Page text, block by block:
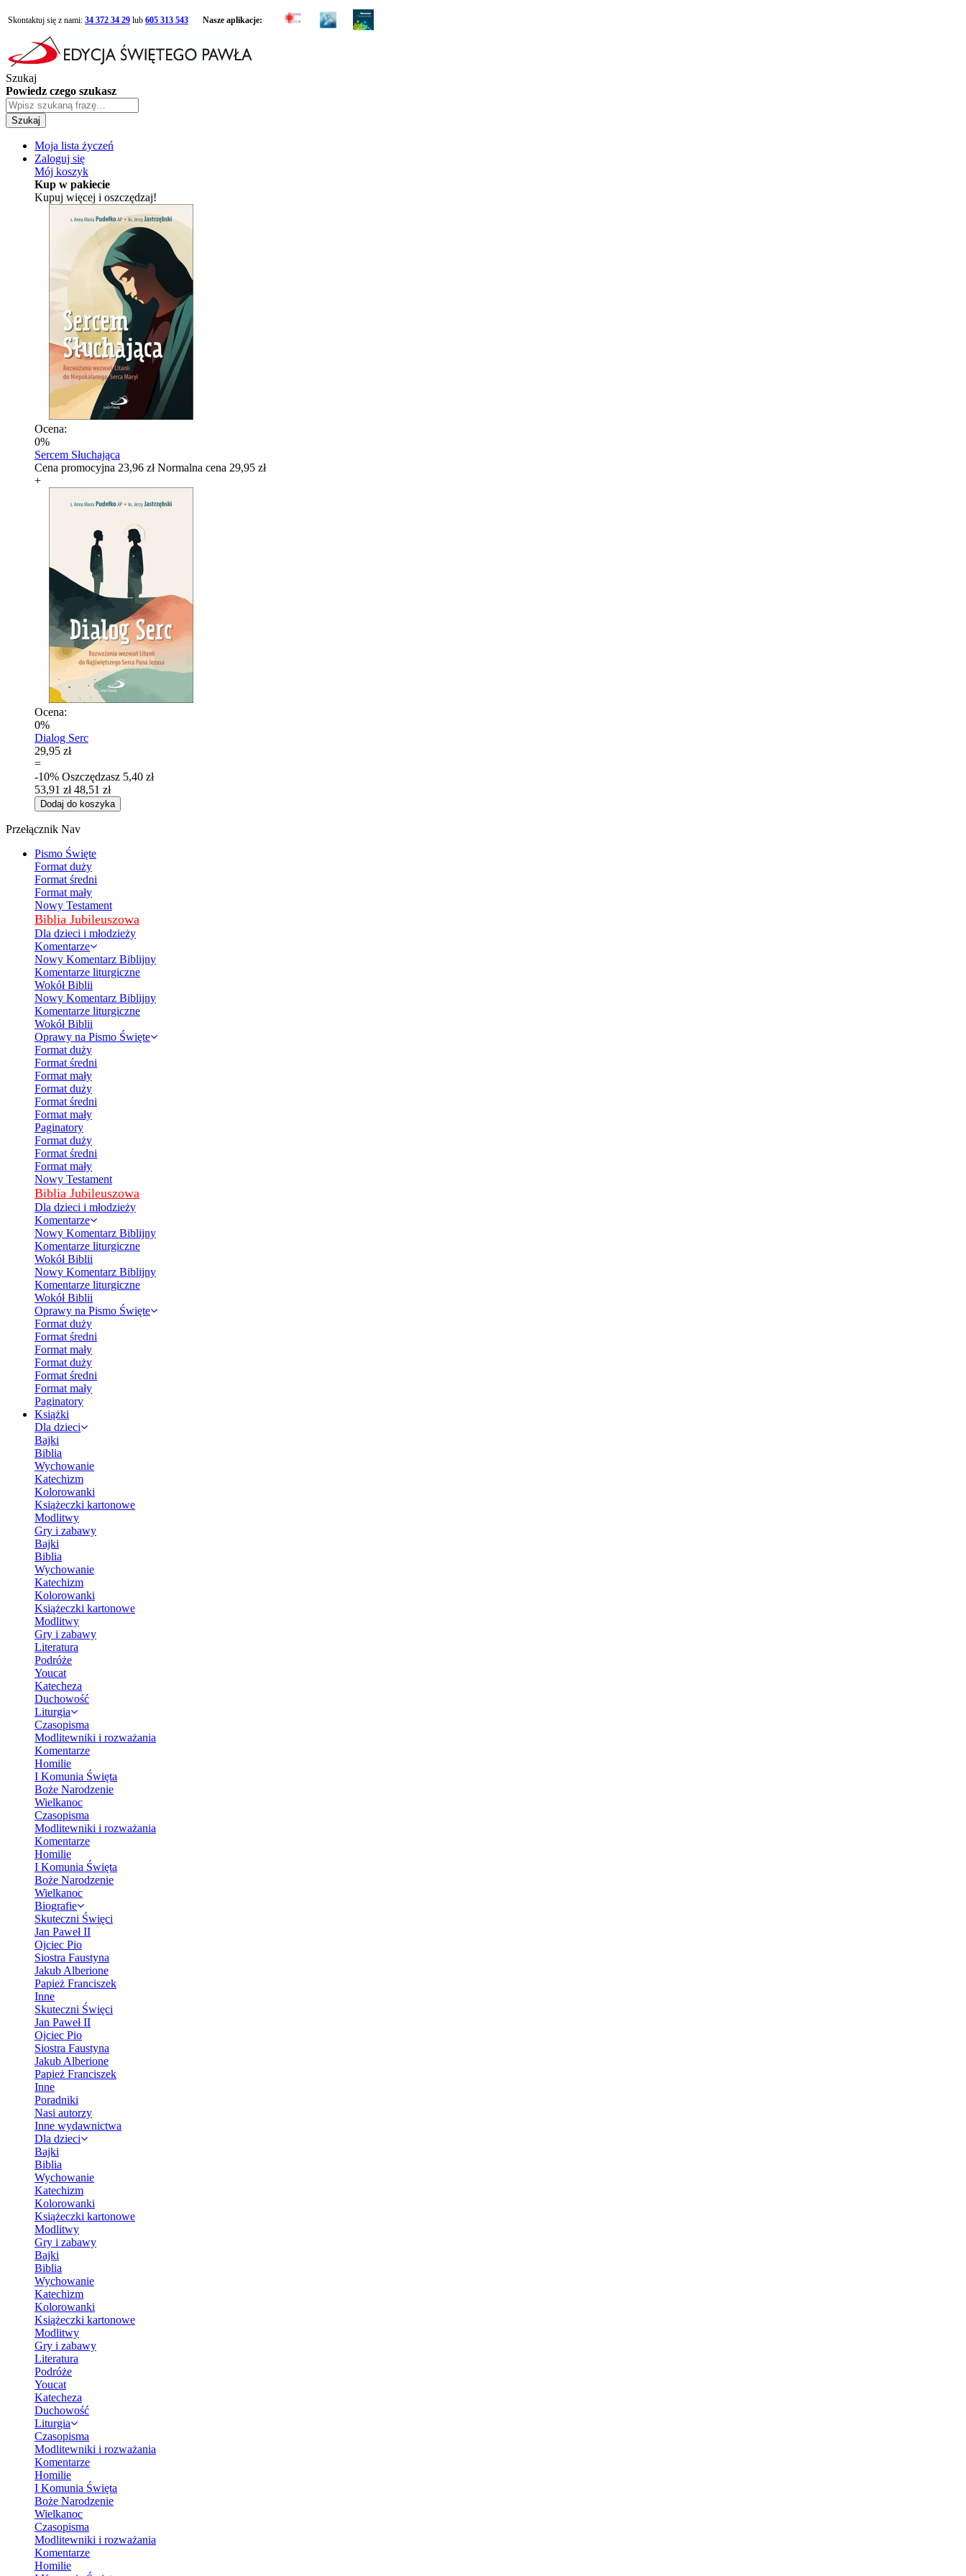
Skontaktuj się z nami: 34 372 34 29 lub 605 313 543 Nasze aplikacje:
Szukaj
Powiedz czego szukasz
Szukaj
Moja lista życzeń
Zaloguj się
Mój koszyk
Kup w pakiecie
Kupuj więcej i oszczędzaj!
Ocena:
0%
Sercem Słuchająca
Cena promocyjna 23,96 zł Normalna cena 29,95 zł
+
Ocena:
0%
Dialog Serc
29,95 zł
=
-10% Oszczędzasz 5,40 zł
53,91 zł 48,51 zł
Dodaj do koszyka
Przełącznik Nav
Pismo Święte
Format duży
Format średni
Format mały
Nowy Testament
Biblia Jubileuszowa
Dla dzieci i młodzieży
Komentarze
Nowy Komentarz Biblijny
Komentarze liturgiczne
Wokół Biblii
Nowy Komentarz Biblijny
Komentarze liturgiczne
Wokół Biblii
Oprawy na Pismo Święte
Format duży
Format średni
Format mały
Format duży
Format średni
Format mały
Paginatory
Format duży
Format średni
Format mały
Nowy Testament
Biblia Jubileuszowa
Dla dzieci i młodzieży
Komentarze
Nowy Komentarz Biblijny
Komentarze liturgiczne
Wokół Biblii
Nowy Komentarz Biblijny
Komentarze liturgiczne
Wokół Biblii
Oprawy na Pismo Święte
Format duży
Format średni
Format mały
Format duży
Format średni
Format mały
Paginatory
Książki
Dla dzieci
Bajki
Biblia
Wychowanie
Katechizm
Kolorowanki
Książeczki kartonowe
Modlitwy
Gry i zabawy
Bajki
Biblia
Wychowanie
Katechizm
Kolorowanki
Książeczki kartonowe
Modlitwy
Gry i zabawy
Literatura
Podróże
Youcat
Katecheza
Duchowość
Liturgia
Czasopisma
Modlitewniki i rozważania
Komentarze
Homilie
I Komunia Święta
Boże Narodzenie
Wielkanoc
Czasopisma
Modlitewniki i rozważania
Komentarze
Homilie
I Komunia Święta
Boże Narodzenie
Wielkanoc
Biografie
Skuteczni Święci
Jan Paweł II
Ojciec Pio
Siostra Faustyna
Jakub Alberione
Papież Franciszek
Inne
Skuteczni Święci
Jan Paweł II
Ojciec Pio
Siostra Faustyna
Jakub Alberione
Papież Franciszek
Inne
Poradniki
Nasi autorzy
Inne wydawnictwa
Dla dzieci
Bajki
Biblia
Wychowanie
Katechizm
Kolorowanki
Książeczki kartonowe
Modlitwy
Gry i zabawy
Bajki
Biblia
Wychowanie
Katechizm
Kolorowanki
Książeczki kartonowe
Modlitwy
Gry i zabawy
Literatura
Podróże
Youcat
Katecheza
Duchowość
Liturgia
Czasopisma
Modlitewniki i rozważania
Komentarze
Homilie
I Komunia Święta
Boże Narodzenie
Wielkanoc
Czasopisma
Modlitewniki i rozważania
Komentarze
Homilie